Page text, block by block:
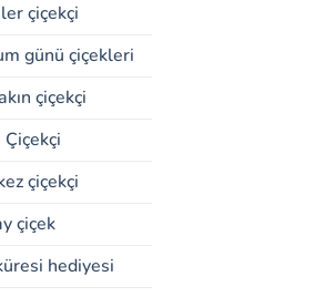
çiçekçi
günü çiçekleri
çiçekçi
çiçekçi
çiçek
hediyesi